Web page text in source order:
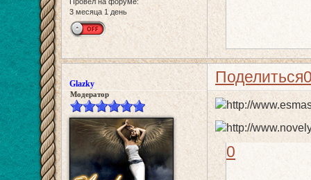
3 месяца 1 день
Поделиться
Glazky
Модератор
0